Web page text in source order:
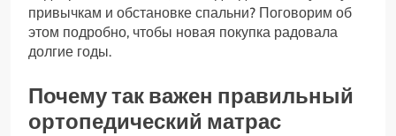
привычкам и обстановке спальни? Поговорим об
этом подробно, чтобы новая покупка радовала
долгие годы.
Почему так важен правильный
ортопедический матрас